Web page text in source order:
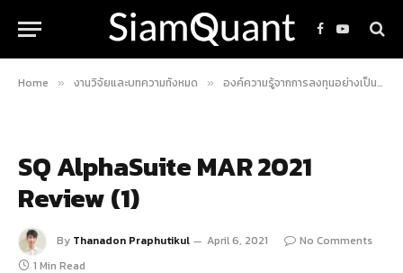
Facebook
YouTube
Home » งานวิจัยและบทความทั้งหมด » องค์ความรู้จากการลงทุนอย่างเป็นระบบ
SQ AlphaSuite MAR 2021
Review (1)
By Thanadon Praphutikul April 6, 2021
No Comments
1 Min Read